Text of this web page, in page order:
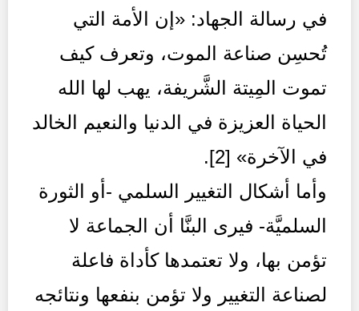
في رسالة الجهاد: «إن الأمة التي
تُحسِن صناعة الموت، وتعرف كيف
تموت المِيتة الشَّريفة، يهب لها الله
الحياة العزيزة في الدنيا والنعيم الخالد
في الآخرة» [2].
وأما أشكال التغيير السلمي -أو الثورة
السلميَّة- فيرى البنَّا أن الجماعة لا
تؤمن بها، ولا تعتمدها كأداة فاعلة
لصناعة التغيير ولا تؤمن بنفعها ونتائجه